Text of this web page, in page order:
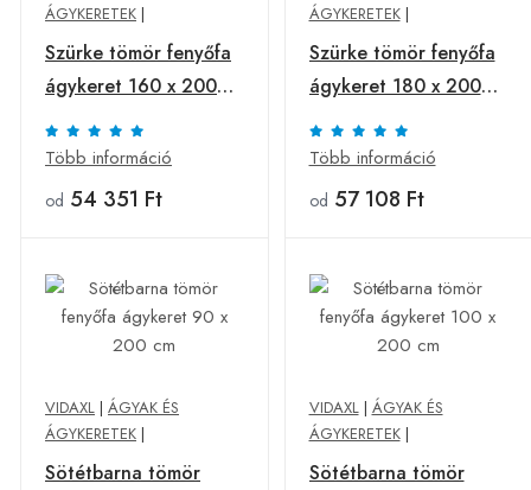
ÁGYKERETEK |
Szürke tömör fenyőfa
ágykeret 160 x 200
cm
Több információ
od 54 351 Ft
ÁGYKERETEK|
Szürke tömör fenyőfa
ágykeret 180 x 200
cm
Több információ
od 57 108 Ft
VIDAXL | ÁGYAK ÉS
ÁGYKERETEK |
Sötétbarna tömör
VIDAXL| ÁGYAK ÉS
ÁGYKERETEK|
Sötétbarna tömör